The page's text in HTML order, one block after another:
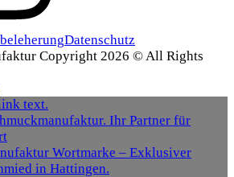
Datenschutz
Copyright 2026 © All Rights
text.